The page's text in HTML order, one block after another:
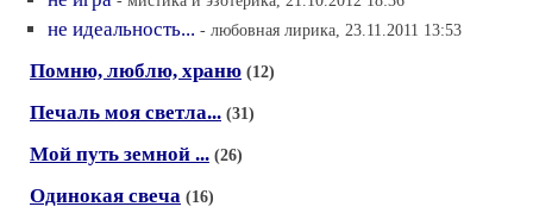
не идеальность... - любовная лирика, 23.11.2011 13:53
Помню, люблю, храню (12)
Печаль моя светла... (31)
Мой путь земной ... (26)
Одинокая свеча (16)